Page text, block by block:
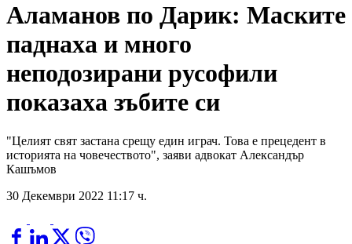
Аламанов по Дарик: Маските
паднаха и много
неподозирани русофили
показаха зъбите си
"Целият свят застана срещу един играч. Това е прецедент в
историята на човечеството", заяви адвокат Александър
Кашъмов
30 Декември 2022 11:17 ч.